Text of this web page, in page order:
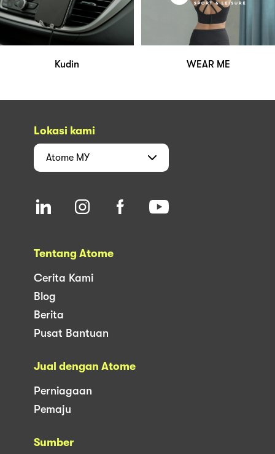
Kudin WEAR ME
Lokasi kami
Atome MY
Tentang Atome
Cerita Kami
Blog
Berita
Pusat Bantuan
Jual dengan Atome
Perniagaan
Pemaju
Sumber